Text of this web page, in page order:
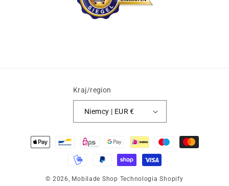
Kraj/region
Niemcy | EUR €
Metody
płatności
© 2026, Mobilade Shop Technologia Shopify